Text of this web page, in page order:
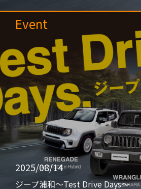
Event
2025/08/14
ジープ浦和〜Test Drive Days〜